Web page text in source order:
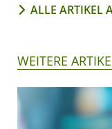
ALLE ARTIKEL
WEITERE